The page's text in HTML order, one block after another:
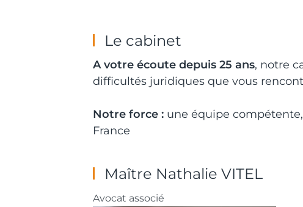
Le cabinet
A votre écoute depuis 25 ans, notre
difficultés juridiques que vous
Notre force : une équipe
France
Maître Nathalie VITEL
Avocat associé